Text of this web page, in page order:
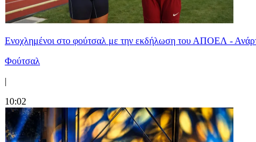
Ενοχλημένοι στο φούτσαλ με την εκδήλωση του ΑΠΟΕΛ -
Φούτσαλ
|
10:02